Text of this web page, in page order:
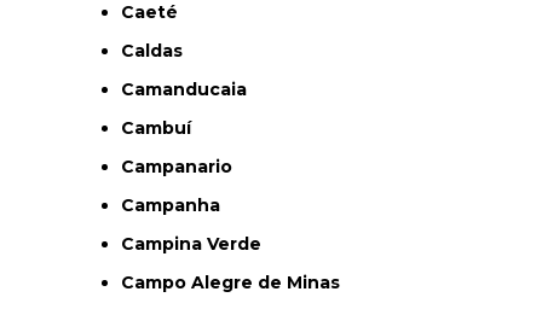
Caeté
Caldas
Camanducaia
Cambuí
Campanario
Campanha
Campina Verde
Campo Alegre de Minas